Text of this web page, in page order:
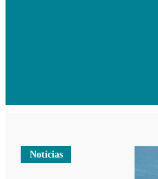
Notícias